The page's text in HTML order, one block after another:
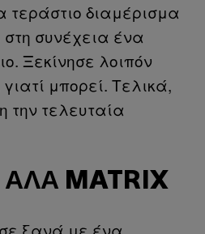
τεράστιο διαμέρισμα
συνέχεια ένα
Ξεκίνησε λοιπόν
μπορεί. Τελικά,
την τελευταία
MATRIX